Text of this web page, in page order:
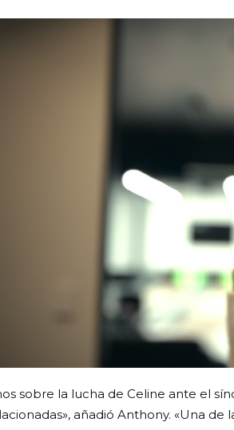
sobre la lucha de Celine ante el
añadió Anthony. «Una